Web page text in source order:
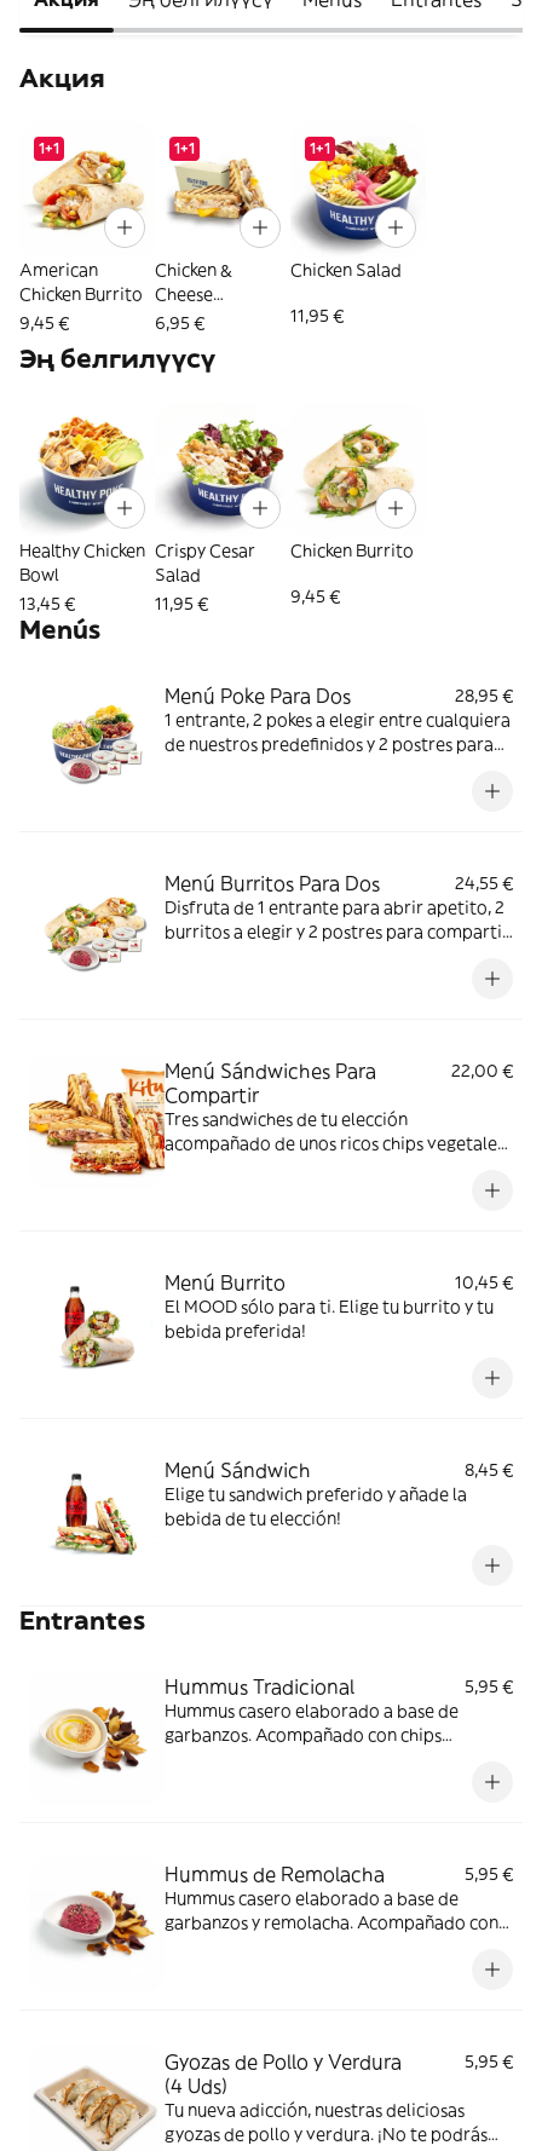
Акция
1+1
American
Chicken Burrito
9,45 €
1+1
Chicken &
Cheese
Sandwich
6,95 €
1+1
Chicken Salad
11,95 €
Эң белгилүүсү
Healthy Chicken
Bowl
13,45 €
Crispy Cesar
Salad
11,95 €
Chicken Burrito
9,45 €
Menús
Menú Poke Para Dos
28,95 €
1 entrante, 2 pokes a elegir entre cualquiera
de nuestros predefinidos y 2 postres para
Menú Burritos Para Dos
24,55 €
Disfruta de 1 entrante para abrir apetito, 2
burritos a elegir y 2 postres para compartir
Menú Sándwiches Para
Compartir
22,00 €
Tres sandwiches de tu elección
acompañado de unos ricos chips vegetales
Menú Burrito
10,45 €
El MOOD sólo para ti. Elige tu burrito y tu
bebida preferida!
Menú Sándwich
8,45 €
Elige tu sandwich preferido y añade la
bebida de tu elección!
Entrantes
Hummus Tradicional
5,95 €
Hummus casero elaborado a base de
garbanzos. Acompañado con chips
Hummus de Remolacha
5,95 €
Hummus casero elaborado a base de
garbanzos y remolacha. Acompañado con
Gyozas de Pollo y Verdura
(4 Uds)
5,95 €
Tu nueva adicción, nuestras deliciosas
gyozas de pollo y verdura. ¡No te podrás